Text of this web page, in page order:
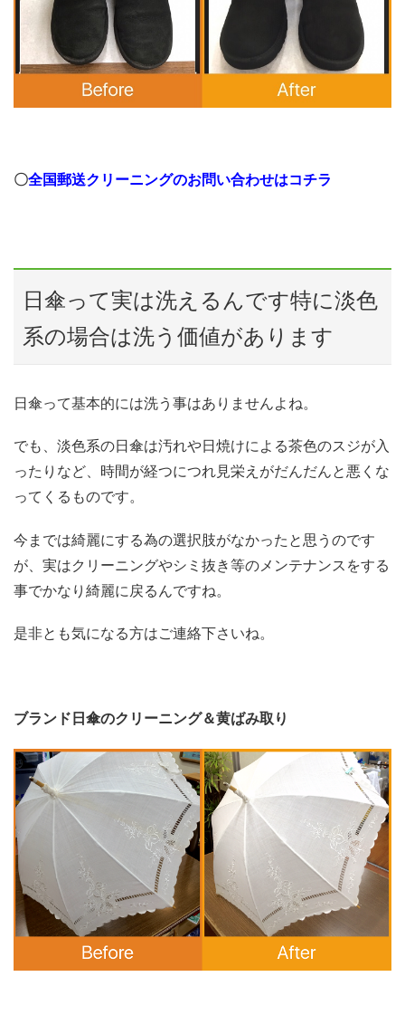
〇全国郵送クリーニングのお問い合わせはコチラ
日傘って実は洗えるんです特に淡色
系の場合は洗う価値があります
日傘って基本的には洗う事はありませんよね。
でも、淡色系の日傘は汚れや日焼けによる茶色のスジが入
ったりなど、時間が経つにつれ見栄えがだんだんと悪くな
ってくるものです。
今までは綺麗にする為の選択肢がなかったと思うのです
が、実はクリーニングやシミ抜き等のメンテナンスをする
事でかなり綺麗に戻るんですね。
是非とも気になる方はご連絡下さいね。
ブランド日傘のクリーニング＆黄ばみ取り